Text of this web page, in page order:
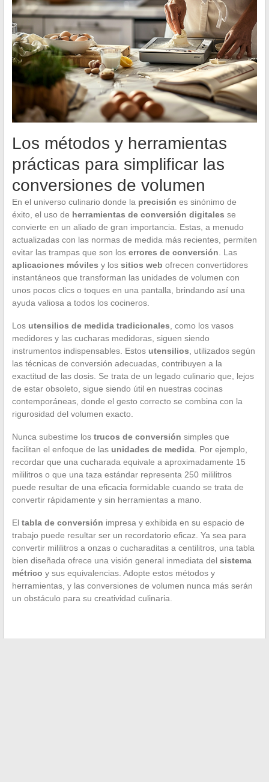
Los métodos y herramientas
prácticas para simplificar las
conversiones de volumen
En el universo culinario donde la precisión es sinónimo de
éxito, el uso de herramientas de conversión digitales se
convierte en un aliado de gran importancia. Estas, a menudo
actualizadas con las normas de medida más recientes, permiten
evitar las trampas que son los errores de conversión . Las
aplicaciones móviles y los sitios web ofrecen convertidores
instantáneos que transforman las unidades de volumen con
unos pocos clics o toques en una pantalla, brindando así una
ayuda valiosa a todos los cocineros.
Los utensilios de medida tradicionales , como los vasos
medidores y las cucharas medidoras, siguen siendo
instrumentos indispensables. Estos utensilios , utilizados según
las técnicas de conversión adecuadas, contribuyen a la
exactitud de las dosis. Se trata de un legado culinario que, lejos
de estar obsoleto, sigue siendo útil en nuestras cocinas
contemporáneas, donde el gesto correcto se combina con la
rigurosidad del volumen exacto.
Nunca subestime los trucos de conversión simples que
facilitan el enfoque de las unidades de medida. Por ejemplo,
recordar que una cucharada equivale a aproximadamente 15
mililitros o que una taza estándar representa 250 mililitros
puede resultar de una eficacia formidable cuando se trata de
convertir rápidamente y sin herramientas a mano.
El tabla de conversión impresa y exhibida en su espacio de
trabajo puede resultar ser un recordatorio eficaz. Ya sea para
convertir mililitros a onzas o cucharaditas a centilitros, una tabla
bien diseñada ofrece una visión general inmediata del sistema
métrico y sus equivalencias. Adopte estos métodos y
herramientas, y las conversiones de volumen nunca más serán
un obstáculo para su creatividad culinaria.